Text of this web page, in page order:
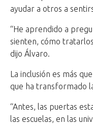
ayudar a otros a
“He aprendido a
sienten, cómo
dijo Álvaro.
La inclusión es más
que ha transformado
“Antes, las puertas
las escuelas, en las